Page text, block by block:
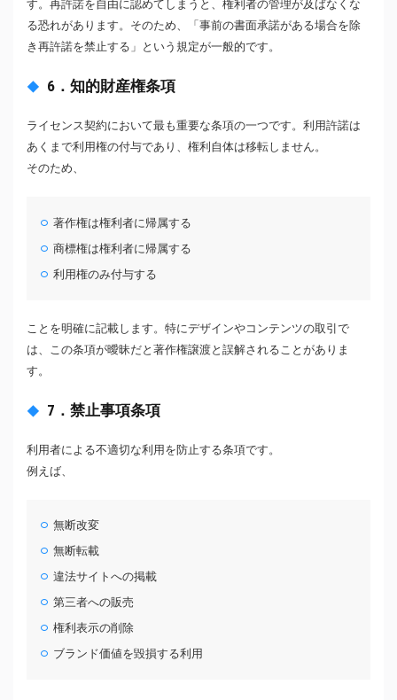
す。再許諾を自由に認めてしまうと、権利者の管理が及ばなくな
る恐れがあります。そのため、「事前の書面承諾がある場合を除
き再許諾を禁止する」という規定が一般的です。
6．知的財産権条項
ライセンス契約において最も重要な条項の一つです。利用許諾は
あくまで利用権の付与であり、権利自体は移転しません。
そのため、
著作権は権利者に帰属する
商標権は権利者に帰属する
利用権のみ付与する
ことを明確に記載します。特にデザインやコンテンツの取引で
は、この条項が曖昧だと著作権譲渡と誤解されることがありま
す。
7．禁止事項条項
利用者による不適切な利用を防止する条項です。
例えば、
無断改変
無断転載
違法サイトへの掲載
第三者への販売
権利表示の削除
ブランド価値を毀損する利用